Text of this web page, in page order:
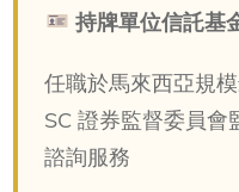
持牌單位信託基
任職於馬來西亞規
SC 證券監督委員會
諮詢服務